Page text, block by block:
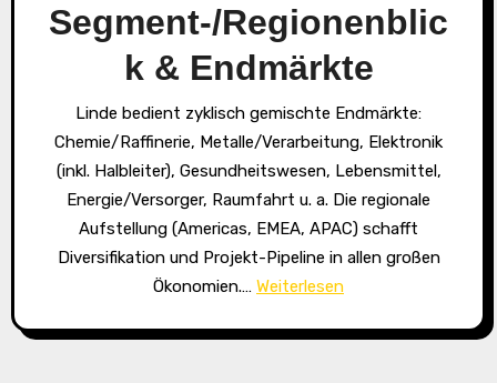
Segment-/Regionenblic
k & Endmärkte
Linde bedient zyklisch gemischte Endmärkte:
Chemie/Raffinerie, Metalle/Verarbeitung, Elektronik
(inkl. Halbleiter), Gesundheitswesen, Lebensmittel,
Energie/Versorger, Raumfahrt u. a. Die regionale
Aufstellung (Americas, EMEA, APAC) schafft
Diversifikation und Projekt-Pipeline in allen großen
Ökonomien.… Weiterlesen“
i